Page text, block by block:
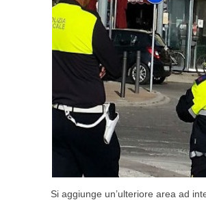
Si aggiunge un’ulteriore area ad